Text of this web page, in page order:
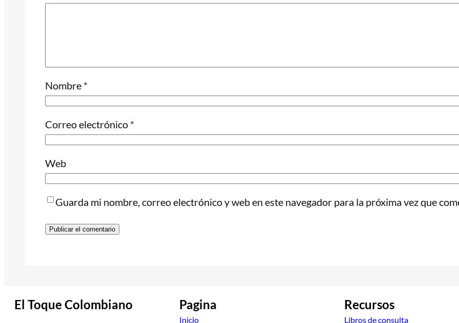
Nombre *
Correo electrónico *
Web
Guarda mi nombre, correo electrónico y web en este navegador para la próxima vez que
El Toque Colombiano Pagina
Inicio
Recursos
Libros de consulta